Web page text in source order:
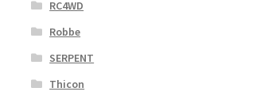
RC4WD
Robbe
SERPENT
Thicon